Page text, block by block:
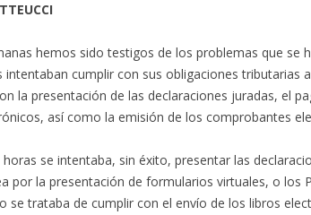
hemos sido testigos de los problemas que se
cumplir con sus obligaciones tributarias
la presentación de las declaraciones juradas, el
así como la emisión de los comprobantes
se intentaba, sin éxito, presentar las
por la presentación de formularios virtuales, o los
se trataba de cumplir con el envío de los libros